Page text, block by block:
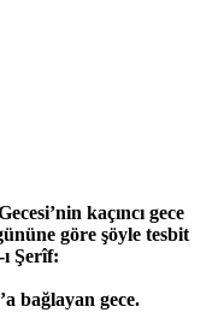
kaçıncı gece
göre şöyle tesbit
Şerîf:
bağlayan gece.